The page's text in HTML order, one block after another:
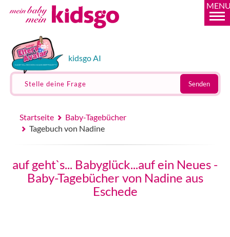
kidsgo AI
Stelle deine Frage Senden
Startseite
Baby-Tagebücher
Tagebuch von Nadine
auf geht`s... Babyglück...auf ein Neues -
Baby-Tagebücher von Nadine aus
Eschede